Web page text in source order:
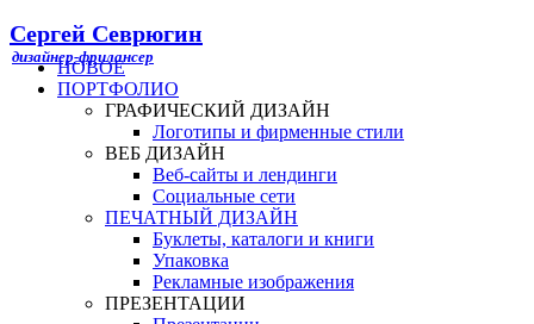
Сергей Севрюгин
НОВОЕ
ПОРТФОЛИО
ГРАФИЧЕСКИЙ ДИЗАЙН
Логотипы и фирменные стили
ВЕБ ДИЗАЙН
Веб-сайты и лендинги
Социальные сети
ПЕЧАТНЫЙ ДИЗАЙН
Буклеты, каталоги и книги
Упаковка
Рекламные изображения
ПРЕЗЕНТАЦИИ